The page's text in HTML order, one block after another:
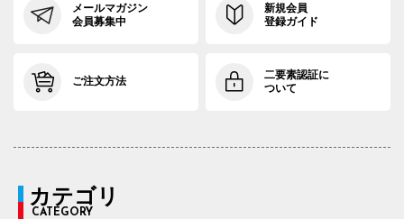
メールマガジン
会員募集中
新規会員
登録ガイド
ご注文方法
二要素認証に
ついて
カテゴリ
CATEGORY